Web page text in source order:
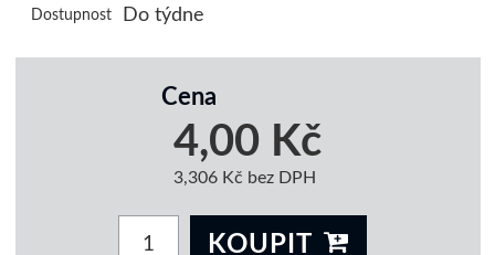
Dostupnost Do týdne
Cena
4,00 Kč
3,306 Kč bez DPH
KOUPIT